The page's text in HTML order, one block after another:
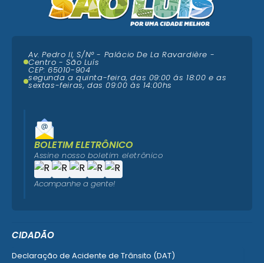
CIDADÃO
Declaração de Acidente de Trânsito (DAT)
Av. Pedro II, S/N° - Palácio De La Ravardière -
Centro - São Luís
CEP: 65010-904
segunda a quinta-feira, das 09:00 ás 18:00 e as
sextas-feiras, das 09:00 às 14:00hs
BOLETIM ELETRÔNICO
Assine nosso boletim eletrônico
Acompanhe a gente!